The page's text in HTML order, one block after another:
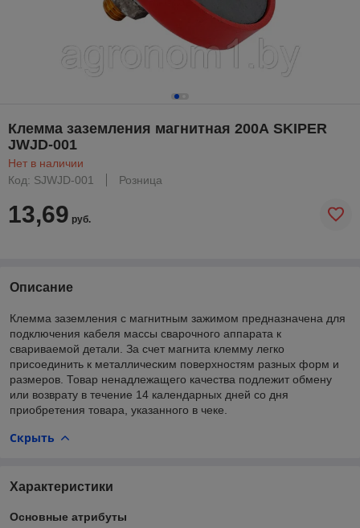
Клемма заземления магнитная 200А SKIPER
JWJD-001
Нет в наличии
Код: SJWJD-001
Розница
13,69 руб.
Описание
Клемма заземления с магнитным зажимом предназначена для
подключения кабеля массы сварочного аппарата к
свариваемой детали. За счет магнита клемму легко
присоединить к металлическим поверхностям разных форм и
размеров. Товар ненадлежащего качества подлежит обмену
или возврату в течение 14 календарных дней со дня
приобретения товара, указанного в чеке.
Скрыть
Характеристики
Основные атрибуты